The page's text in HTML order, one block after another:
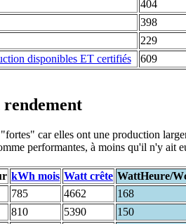
404
398
229
609
car elles ont une production
performantes, à moins qu'il n'y ait
kWh mois Watt crête WattHeure/
785 4662 168
810 5390 150